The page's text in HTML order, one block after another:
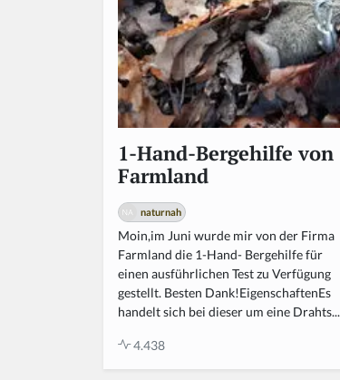
1-Hand-Bergehilfe von
Farmland
naturnah
Moin,im Juni wurde mir von der Firma
Farmland die 1-Hand- Bergehilfe für
einen ausführlichen Test zu Verfügung
gestellt. Besten Dank!EigenschaftenEs
handelt sich bei dieser um eine Drahts...
4.438